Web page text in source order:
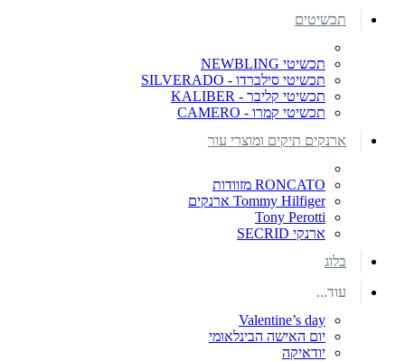
תכשיטים
תכשיטי NEWBLING
תכשיטי סילברדו - SILVERADO
תכשיטי קליבר - KALIBER
תכשיטי קמרו - CAMERO
ארנקים תיקים ומוצרי עור
RONCATO מזוודות
Tommy Hilfiger ארנקים
Tony Perotti
ארנקי SECRID
בלוג
עוד...
Valentine’s day
יום האישה הבינלאומי
יודאיקה